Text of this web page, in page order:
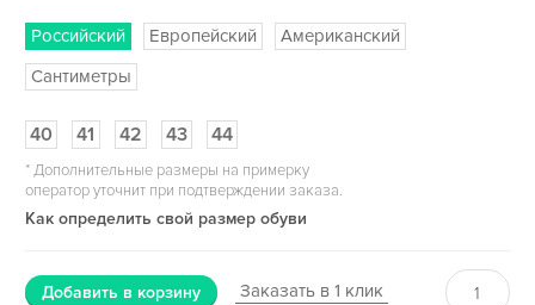
Российский Европейский
Американский
Сантиметры
40 41 42 43 44
*Дополнительные размеры на примерку
оператор уточнит при подтверждении заказа.
Как определить свой размер обуви
Добавить в корзину Заказать в 1 клик